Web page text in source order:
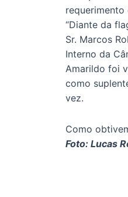
requerimento
“Diante da
Sr. Marcos
Interno da
Amarildo foi
como
vez.
Como
Foto: Lucas